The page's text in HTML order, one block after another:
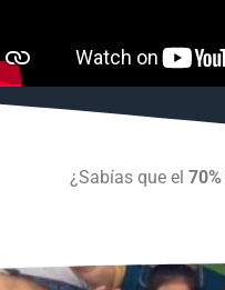
¿Sabías que el 70%